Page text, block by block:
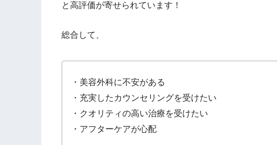
と高評価が寄せられています！
総合して、
・美容外科に不安がある
・充実したカウンセリングを受けたい
・クオリティの高い治療を受けたい
・アフターケアが心配